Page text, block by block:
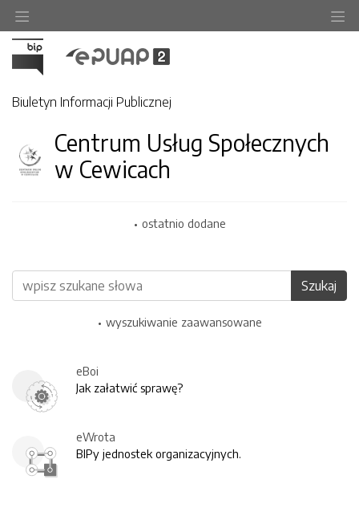
Biuletyn Informacji Publicznej
Centrum Usług Społecznych
w Cewicach
ostatnio dodane
Wyszukiwarka Szukaj
wyszukiwanie zaawansowane
eBoi
Jak załatwić sprawę?
eWrota
BIPy jednostek organizacyjnych.